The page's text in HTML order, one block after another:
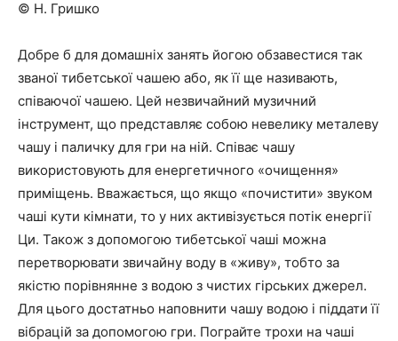
© Н. Гришко
Добре б для домашніх занять йогою обзавестися так
званої тибетської чашею або, як її ще називають,
співаючої чашею. Цей незвичайний музичний
інструмент, що представляє собою невелику металеву
чашу і паличку для гри на ній. Співає чашу
використовують для енергетичного «очищення»
приміщень. Вважається, що якщо «почистити» звуком
чаші кути кімнати, то у них активізується потік енергії
Ци. Також з допомогою тибетської чаші можна
перетворювати звичайну воду в «живу», тобто за
якістю порівнянне з водою з чистих гірських джерел.
Для цього достатньо наповнити чашу водою і піддати її
вібрацій за допомогою гри. Пограйте трохи на чаші